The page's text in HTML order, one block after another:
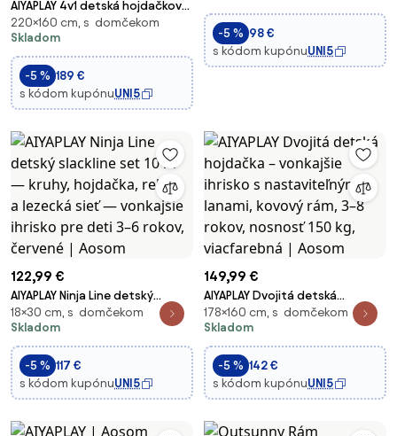
AIYAPLAY 4v1 detská hojdačková
zostava – oceľový A-stojan,
hniezdová hojdačka,
jednosedadlo, basketbalový
kôš a futbalová bránka,
nastaviteľné laná, v
220×160 cm, s domčekom
Skladom
-5 % 189 €
s kódom kupónuUNI5
vhodný pre sedadlá, hniezdo a
šplhacie laná, záhrada/balkón
— 260 ×
-5 % 98 €
s kódom kupónuUNI5
122,99 €
AIYAPLAY Ninja Line detský
slackline set 10 m — kruhy,
hojdačka, rebrík a lezecká sieť
— vonkajšie ihrisko pre deti 3–
6 rokov, červené | Aosom
18×30 cm, s domčekom
Skladom
-5 % 117 €
s kódom kupónuUNI5
149,99 €
AIYAPLAY Dvojitá detská
hojdačka – vonkajšie ihrisko s
nastaviteľnými lanami, kovový
rám, 3–8 rokov, nosnosť 150 kg,
viacfarebná | Aosom
178×160 cm, s domčekom
Skladom
-5 % 142 €
s kódom kupónuUNI5